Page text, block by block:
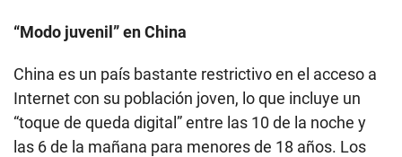
“Modo juvenil” en China
China es un país bastante restrictivo en el acceso a
Internet con su población joven, lo que incluye un
“toque de queda digital” entre las 10 de la noche y
las 6 de la mañana para menores de 18 años. Los